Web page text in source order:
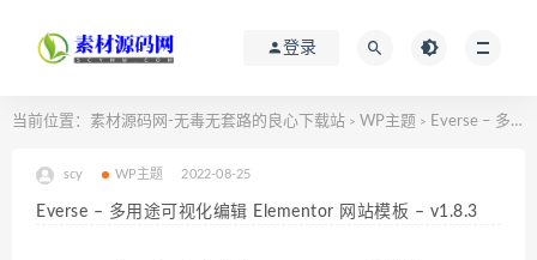
登录
当前位置： 素材源码网-无毒无套路的良心下载站 > WP主题 > Everse – 多用途可视化编辑 Elementor 网站模板 – v1.8.3
scy WP主题 2022-08-25
Everse – 多用途可视化编辑 Elementor 网站模板 – v1.8.3